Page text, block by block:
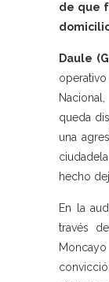
de que
Daule
queda
una
hecho
En la
través